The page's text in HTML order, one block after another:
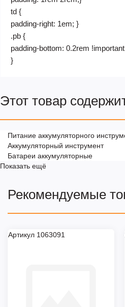
td {
padding-right: 1em; }
.pb {
padding-bottom: 0.2rem
}
Этот товар
Питание аккумуляторного
Аккумуляторный инструмент
Батареи аккумуляторные
Показать ещё
Рекомендуемые
Артикул 1063091